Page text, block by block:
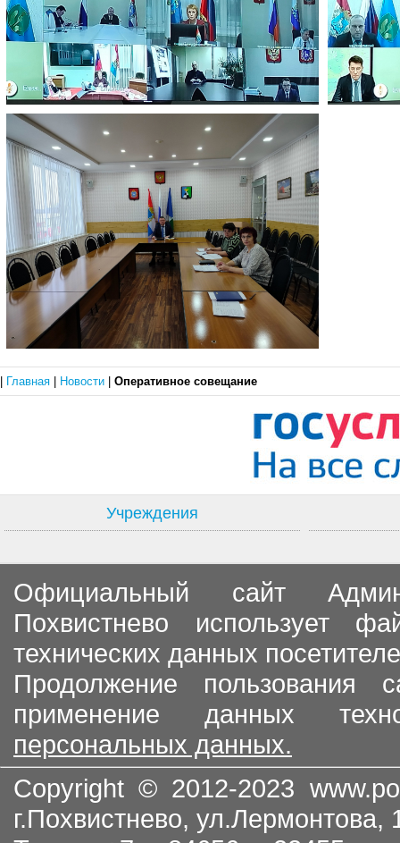
Главная Новости Оперативное совещание
Учреждения
Официальный сайт
Похвистнево использует
технических данных
Продолжение пользования
применение данных
персональных данных.
Copyright © 2012-2023
г.Похвистнево, ул.Лермонтова,